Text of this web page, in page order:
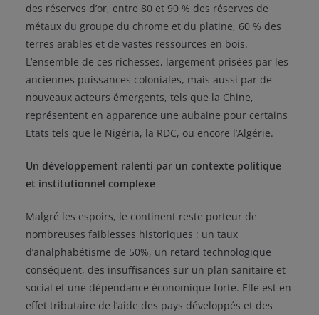
des réserves d’or, entre 80 et 90 % des réserves de
métaux du groupe du chrome et du platine, 60 % des
terres arables et de vastes ressources en bois.
L’ensemble de ces richesses, largement prisées par les
anciennes puissances coloniales, mais aussi par de
nouveaux acteurs émergents, tels que la Chine,
représentent en apparence une aubaine pour certains
Etats tels que le Nigéria, la RDC, ou encore l’Algérie.
Un développement ralenti par un contexte politique
et institutionnel complexe
Malgré les espoirs, le continent reste porteur de
nombreuses faiblesses historiques : un taux
d’analphabétisme de 50%, un retard technologique
conséquent, des insuffisances sur un plan sanitaire et
social et une dépendance économique forte. Elle est en
effet tributaire de l’aide des pays développés et des